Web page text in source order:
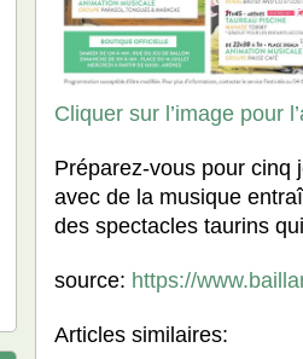
Cliquer sur l’image pour
Préparez-vous pour cinq
avec de la musique
des spectacles taurins
source: https://
Articles similaires: